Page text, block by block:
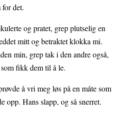
det.
og pratet, grep plutselig en
mitt og betraktet klokka mi.
min, grep tak i den andre også,
fikk dem til å le.
å vri meg løs på en måte som
opp. Hans slapp, og så snerret.